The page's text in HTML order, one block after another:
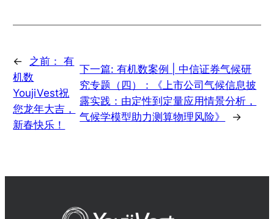
← 之前：有
机数
YoujiVest祝
您龙年大吉，
新春快乐！
下一篇:有机数案例 | 中信证券气候研
究专题（四）：《上市公司气候信息披
露实践：由定性到定量应用情景分析，
气候学模型助力测算物理风险》
→